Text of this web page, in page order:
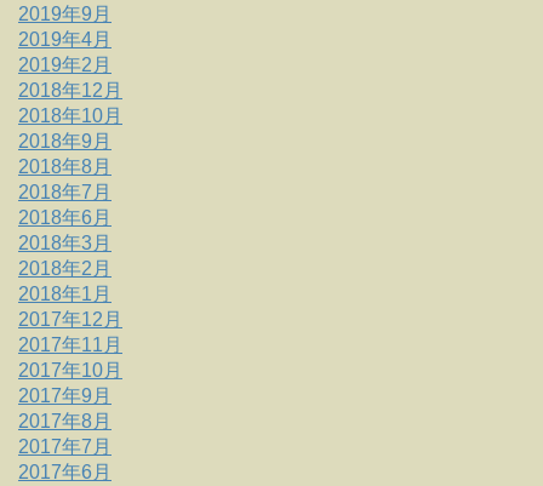
2019年9月
2019年4月
2019年2月
2018年12月
2018年10月
2018年9月
2018年8月
2018年7月
2018年6月
2018年3月
2018年2月
2018年1月
2017年12月
2017年11月
2017年10月
2017年9月
2017年8月
2017年7月
2017年6月